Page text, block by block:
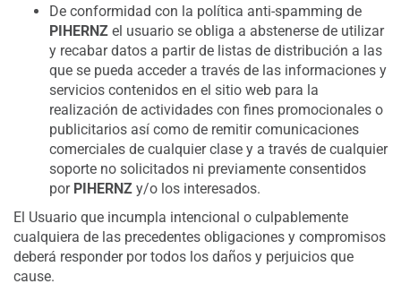
De conformidad con la política anti-spamming de
PIHERNZ el usuario se obliga a abstenerse de utilizar
y recabar datos a partir de listas de distribución a las
que se pueda acceder a través de las informaciones y
servicios contenidos en el sitio web para la
realización de actividades con fines promocionales o
publicitarios así como de remitir comunicaciones
comerciales de cualquier clase y a través de cualquier
soporte no solicitados ni previamente consentidos
por PIHERNZ y/o los interesados.
El Usuario que incumpla intencional o culpablemente
cualquiera de las precedentes obligaciones y compromisos
deberá responder por todos los daños y perjuicios que
cause.